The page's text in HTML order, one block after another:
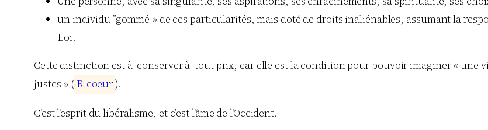
un individu ”gommé » de ces particularités, mais doté de droits inaliénables, assumant la
Loi.
Cette distinction est à conserver à tout prix, car elle est la condition pour pouvoir imaginer « une
justes » ( Ricoeur).
C’est l’esprit du libéralisme, et c’est l’âme de l’Occident.